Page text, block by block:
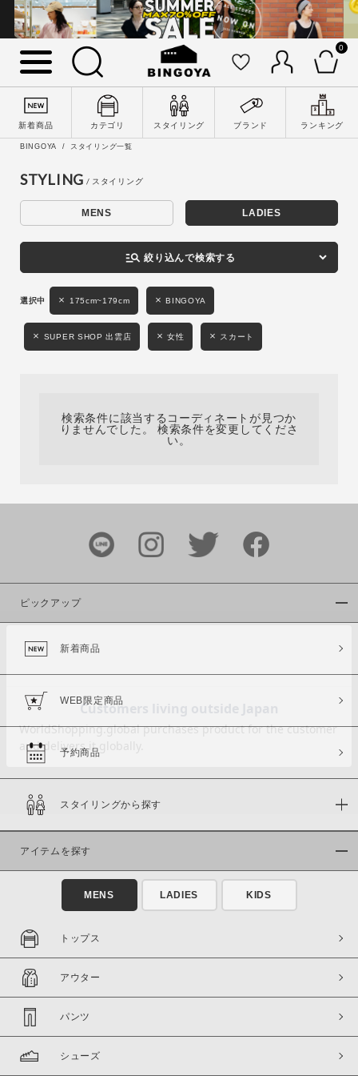
0
新着商品 カテゴリ スタイリング ブランド ランキング
詳細検索
キーワード
性別
MENS LADIES
ブランド
カラー
商品タイプ
通常商品
セール価格 WEB限定
在庫
在庫あり
BINGOYA スタイリング一覧
STYLING
MENS LADIES
manage_search 絞り込んで検索する
175cm~179cm BINGOYA
SUPER SHOP 出雲店 女性 スカート
検索条件に該当するコーディネートが見つか
りませんでした。 検索条件を変更してくださ
い。
ピックアップ
新着商品
WEB限定商品
予約商品
スタイリングから探す
アイテムを探す
MENS LADIES KIDS
トップス
アウター
パンツ
シューズ